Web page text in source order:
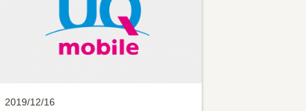
2019/12/16